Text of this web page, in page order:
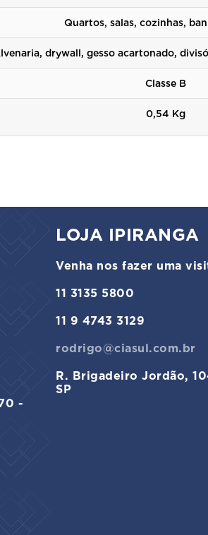
Quartos, salas, cozinhas,
drywall, gesso acartonado,
Classe B
0,54 Kg
-
LOJA IPIRANGA
Venha nos fazer uma
11 3135 5800
11 9 4743 3129
rodrigo@ciasul.com.br
R. Brigadeiro Jordão,
SP